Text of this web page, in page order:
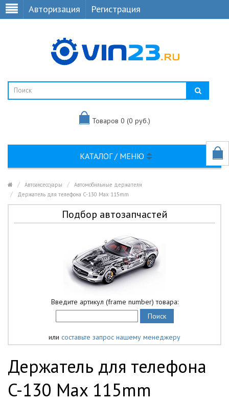
Авторизация Регистрация
Товаров 0 (0 руб.)
КАТАЛОГ / МЕНЮ
Автоаксессуары
Автомобильные держатели
Держатель для телефона C-130 Max 115mm
Подбор автозапчастей
Введите артикул (frame number) товара:
или составьте запрос нашему менеджеру
Держатель для телефона
C-130 Max 115mm